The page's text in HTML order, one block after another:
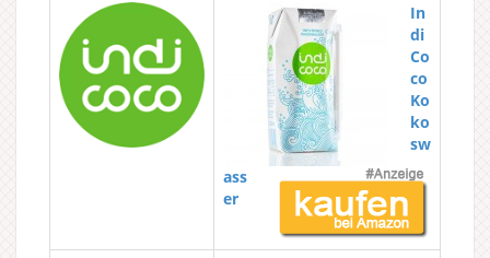
In
di
Co
co
Ko
ko
sw
ass
er